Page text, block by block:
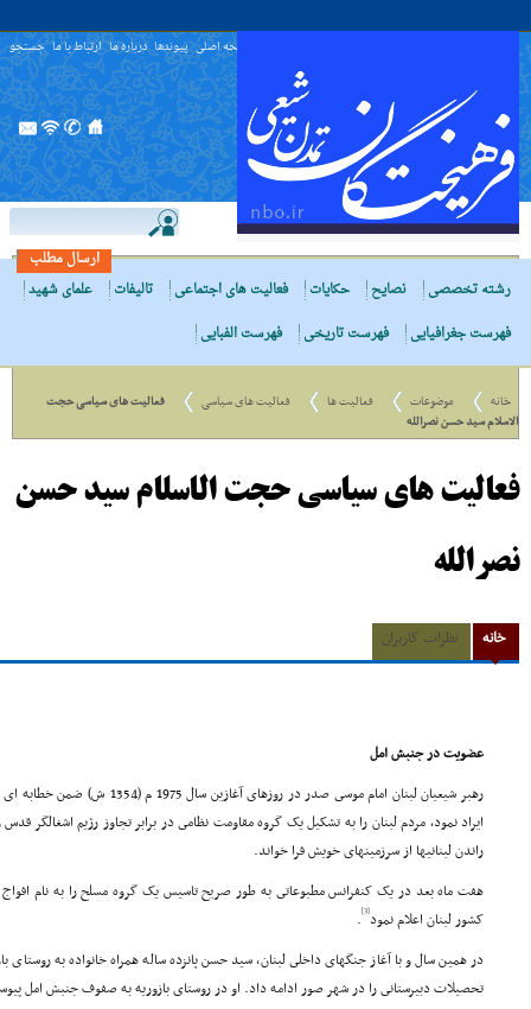
صفحه اصلی پیوندها درباره ما ارتباط با ما جستجو
ارسال مطلب
رشته تخصصی
نصایح حکایات فعالیت های اجتماعی تالیفات
علمای شهید
فهرست جغرافیایی
فهرست تاریخی فهرست الفبایی
خانه موضوعات فعالیت ها فعالیت های سیاسی
فعالیت های سیاسی حجت
الاسلام سید حسن نصرالله
فعالیت های سیاسی حجت الاسلام سید حسن
نصرالله
خانه نظرات کاربران
عضویت در جنبش امل
رهبر شیعیان لبنان امام موسى صدر در
ایراد نمود، مردم لبنان را به تشکیل یک گروه مقاومت نظامى در برابر تجاوز رژیم اشغالگر
راندن لبنانیها از سرزمینهاى خویش فرا خواند.
هفت ماه بعد در یک کنفرانس مطبوعاتى به طور صریح تاسیس یک گروه مسلح را به نام
کشور لبنان اعلام نمود[3]
.
در همین سال و با آغاز جنگهاى داخلى لبنان، سید حسن پانزده ساله همراه خانواده به
تحصیلات دبیرستانى را در شهر صور ادامه داد. او در روستاى بازوریه به صفوف جنبش امل